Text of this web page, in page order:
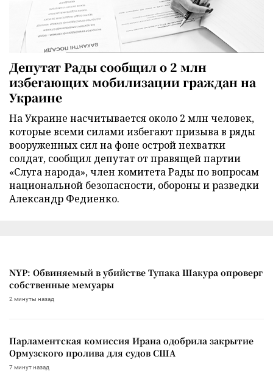
Депутат Рады сообщил о 2 млн
избегающих мобилизации граждан на
Украине
На Украине насчитывается около 2 млн человек,
которые всеми силами избегают призыва в ряды
вооруженных сил на фоне острой нехватки
солдат, сообщил депутат от правящей партии
«Слуга народа», член комитета Рады по вопросам
национальной безопасности, обороны и разведки
Александр Федиенко.
NYP: Обвиняемый в убийстве Тупака Шакура опроверг
собственные мемуары
2 минуты назад
Парламентская комиссия Ирана одобрила закрытие
Ормузского пролива для судов США
7 минут назад